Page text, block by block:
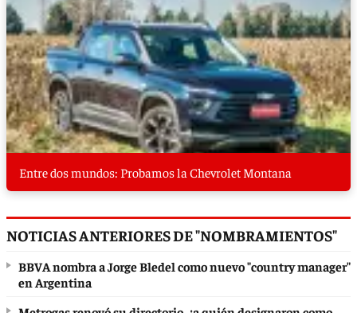
Entre dos mundos: Probamos la Chevrolet Montana
NOTICIAS ANTERIORES DE "NOMBRAMIENTOS"
BBVA nombra a Jorge Bledel como nuevo "country manager"
en Argentina